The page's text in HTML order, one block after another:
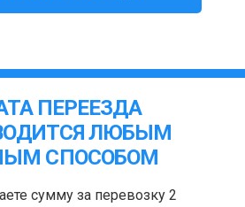
ПЕРЕЕЗДА
ЛЮБЫМ
СПОСОБОМ
сумму за перевозку 2